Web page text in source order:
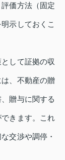
価方法（固定
示しておくこ
して証拠の収
、不動産の贈
贈与に関する
きます。これ
交渉や調停・